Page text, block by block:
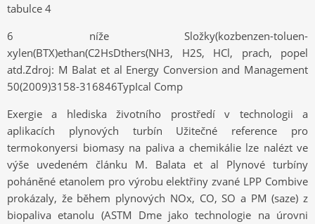
tabulce 4
6 níže Složky(kozbenzen-toluen-
xylen(BTX)ethan(C2HsDthers(NH3, H2S, HCl, prach, popel
atd.Zdroj: M Balat et al Energy Conversion and Management
50(2009)3158-316846TypIcal Comp
Exergie a hlediska životního prostředí v technologii a
aplikacích plynových turbín Užitečné reference pro
termokonyersi biomasy na paliva a chemikálie lze nalézt ve
výše uvedeném článku M. Balata et al Plynové turbíny
poháněné etanolem pro výrobu elektřiny zvané LPP Combive
prokázaly, že během plynových NOx, CO, SO a PM (saze) z
biopaliva etanolu (ASTM Dme jako technologie na úrovni